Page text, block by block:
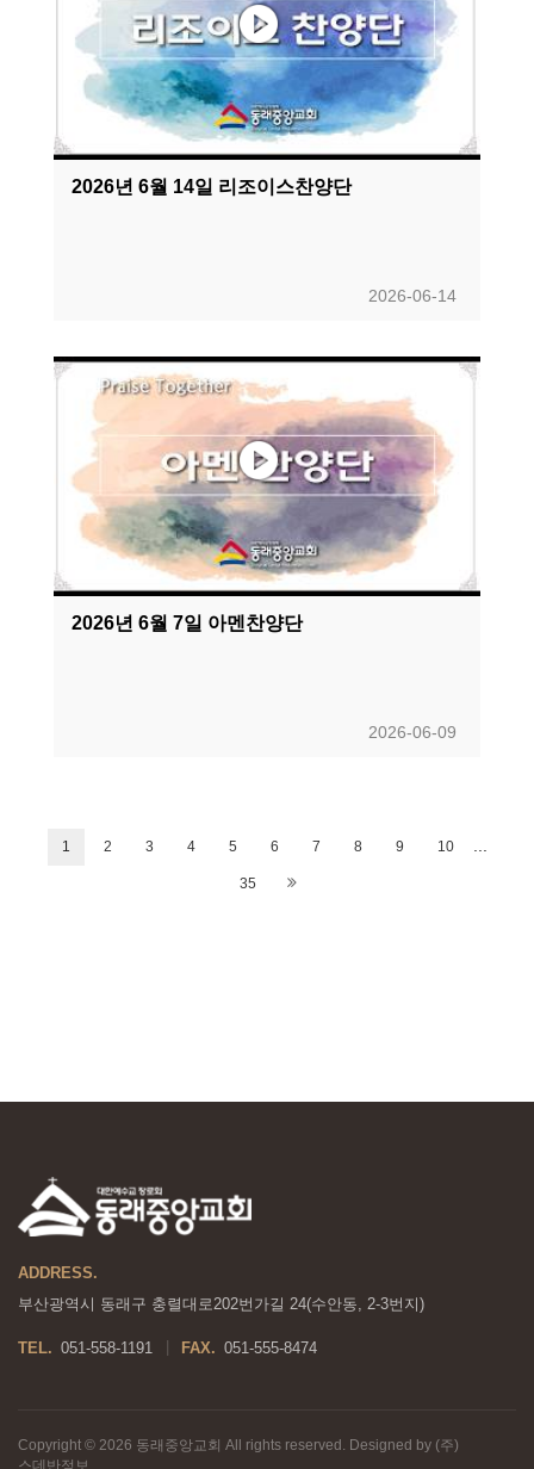
2026년 6월 14일 리조이스찬양단
2026-06-14
2026년 6월 7일 아멘찬양단
2026-06-09
1 2 3 4 5 6 7 8 9 10 ...
35
ADDRESS.
부산광역시 동래구 충렬대로202번가길 24(수안동, 2-3번지)
TEL. 051-558-1191 FAX. 051-555-8474
Copyright © 2026 동래중앙교회 All rights reserved. Designed by (주)
스데반정보